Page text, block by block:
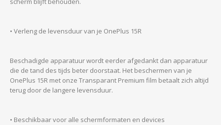
• Verleng de levensduur van je OnePlus 15R
Beschadigde apparatuur wordt eerder afgedankt dan apparatuur
die de tand des tijds beter doorstaat. Het beschermen van je
OnePlus 15R met onze Transparant Premium film betaalt zich altijd
terug door de langere levensduur.
• Beschikbaar voor alle schermformaten en devices